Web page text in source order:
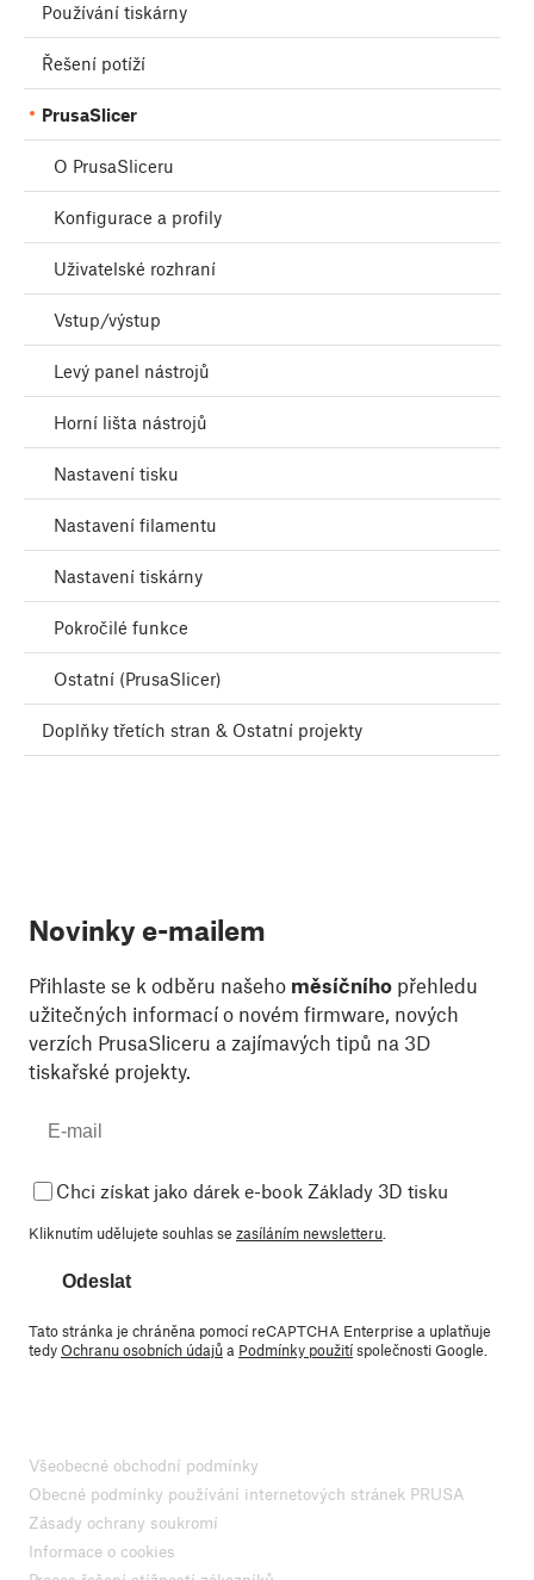
Používání tiskárny
Řešení potíží
PrusaSlicer
O PrusaSliceru
Konfigurace a profily
Uživatelské rozhraní
Vstup/výstup
Levý panel nástrojů
Horní lišta nástrojů
Nastavení tisku
Nastavení filamentu
Nastavení tiskárny
Pokročilé funkce
Ostatní (PrusaSlicer)
Doplňky třetích stran & Ostatní projekty
Novinky e-mailem
Přihlaste se k odběru našeho měsíčního přehledu
užitečných informací o novém firmware, nových
verzích PrusaSliceru a zajímavých tipů na 3D
tiskařské projekty.
Chci získat jako dárek e-book Základy 3D tisku
Kliknutím udělujete souhlas se zasíláním newsletteru
Odeslat
Tato stránka je chráněna pomocí reCAPTCHA Enterprise a uplatňuje
tedyOchranu osobních údajůa Podmínky použitíspolečnosti Google.
Všeobecné obchodní podmínky
Obecné podmínky používání internetových stránek PRUSA
Zásady ochrany soukromí
Informace o cookies